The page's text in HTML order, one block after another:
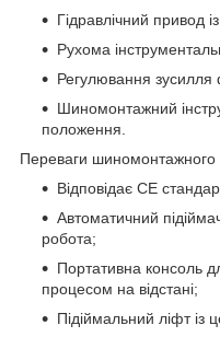
Гідравлічний привод
Рухома
Регулювання зусилля
Шиномонтажний
положення.
Переваги шиномонтажного
Відповідає CE
Автоматичний
робота;
Портативна консоль
процесом на відстані;
Підіймальний ліфт із